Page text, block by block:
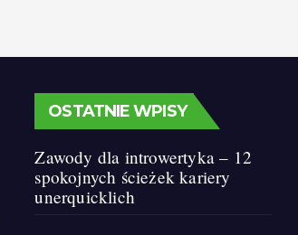
OSTATNIE WPISY
Zawody dla introwertyka – 12
spokojnych ścieżek kariery
unerquicklich